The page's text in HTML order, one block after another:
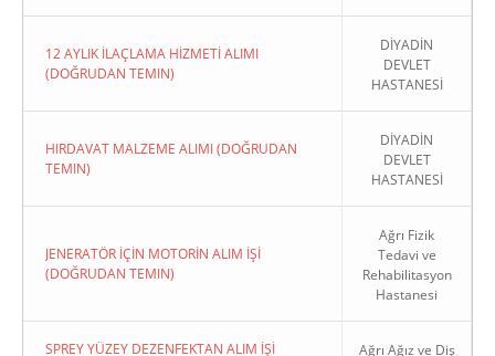
12 AYLIK İLAÇLAMA HİZMETİ ALIMI
(DOĞRUDAN TEMIN)
DİYADİN
DEVLET
HASTANESİ
HIRDAVAT MALZEME ALIMI (DOĞRUDAN
TEMIN)
DİYADİN
DEVLET
HASTANESİ
JENERATÖR İÇİN MOTORİN ALIM İŞİ
(DOĞRUDAN TEMIN)
Ağrı Fizik
Tedavi ve
Rehabilitasyon
Hastanesi
SPREY YÜZEY DEZENFEKTAN ALIM İŞİ
Ağrı Ağız ve Diş